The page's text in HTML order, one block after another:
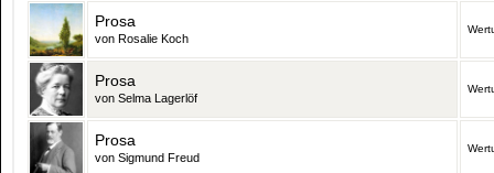
Prosa
von Rosalie Koch
Prosa
von Selma Lagerlöf
Prosa
von Sigmund Freud